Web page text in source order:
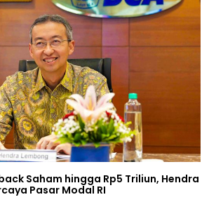
Saham hingga Rp5 Triliun, Hendra
Pasar Modal RI